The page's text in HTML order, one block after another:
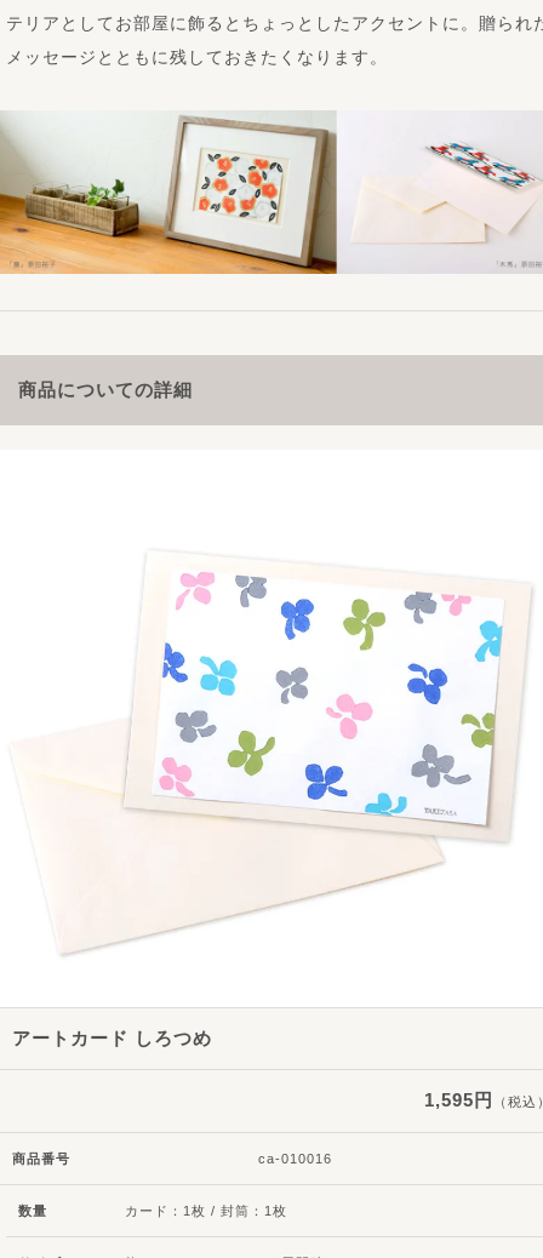
テリアとしてお部屋に飾るとちょっとしたアクセントに。贈られ
メッセージとともに残しておきたくなります。
数量 カード：1枚 / 封筒：1枚
商品についての詳細
アートカード しろつめ
1,595円 （税込
商品番号 ca-010016